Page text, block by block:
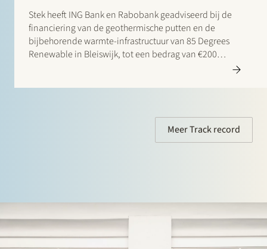
Stek heeft ING Bank en Rabobank geadviseerd bij de
financiering van de geothermische putten en de
bijbehorende warmte-infrastructuur van 85 Degrees
Renewable in Bleiswijk, tot een bedrag van €200
Meer Track record